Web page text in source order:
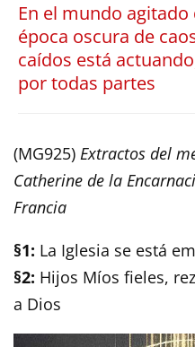
En el mundo
época oscura de
caídos está
por todas partes
(MG925) Extractos del
Catherine de la
Francia
§1: La Iglesia se está
§2: Hijos Míos fieles,
a Dios